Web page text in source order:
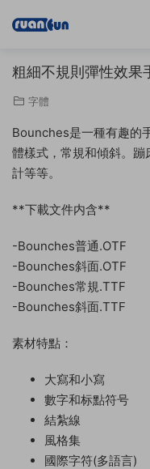
粗細不規則彈性效果
字體
Bounches是一種有趣的
體樣式，常規和傾斜。
計等等。
**下載文件内含**
-Bounches普通.OTF
-Bounches斜面.OTF
-Bounches常規.TTF
-Bounches斜面.TTF
素材特點：
大寫和小寫
數字和标點符号
結紮線
風格集
國際字符(多語言)